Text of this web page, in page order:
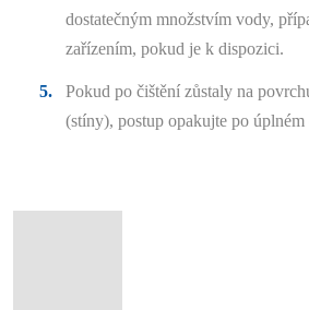
dostatečným množstvím vody,
zařízením, pokud je k dispozici.
Pokud po čištění zůstaly na
(stíny), postup opakujte po